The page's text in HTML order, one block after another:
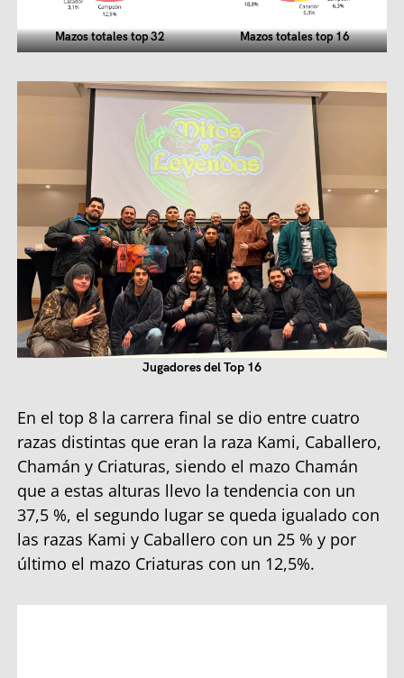
Mazos totales top 32 Mazos totales top 16
Jugadores del Top 16
En el top 8 la carrera final se dio entre cuatro
razas distintas que eran la raza Kami, Caballero,
Chamán y Criaturas, siendo el mazo Chamán
que a estas alturas llevo la tendencia con un
37,5 %, el segundo lugar se queda igualado con
las razas Kami y Caballero con un 25 % y por
último el mazo Criaturas con un 12,5%.